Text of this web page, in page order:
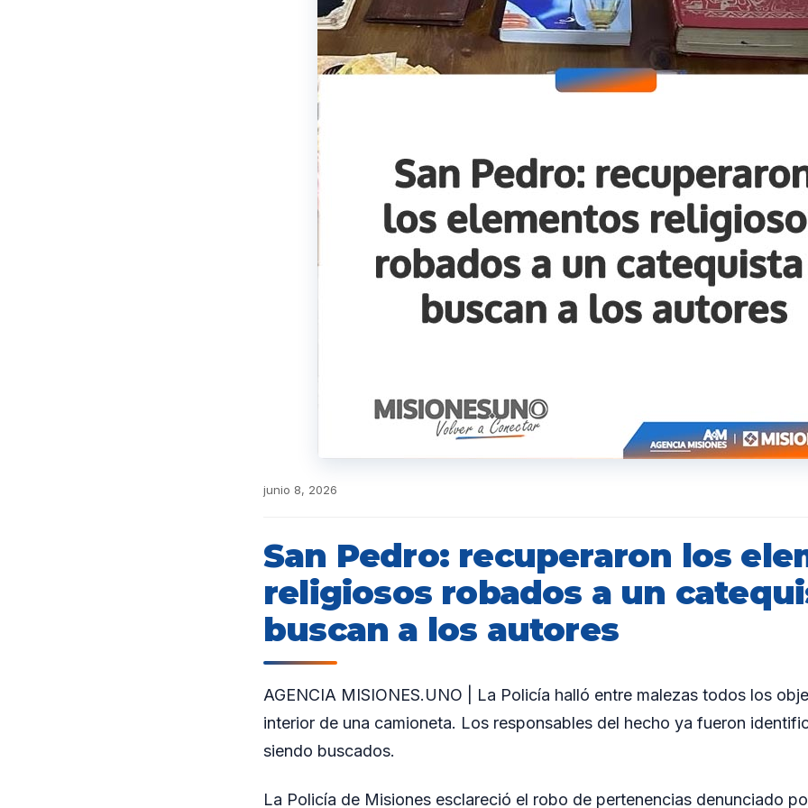
junio 8, 2026
San Pedro: recuperaron los
religiosos robados a un
buscan a los autores
AGENCIA MISIONES.UNO | La Policía halló entre malezas todos los
interior de una camioneta. Los responsables del hecho ya fueron
siendo buscados.
La Policía de Misiones esclareció el robo de pertenencias denunciado